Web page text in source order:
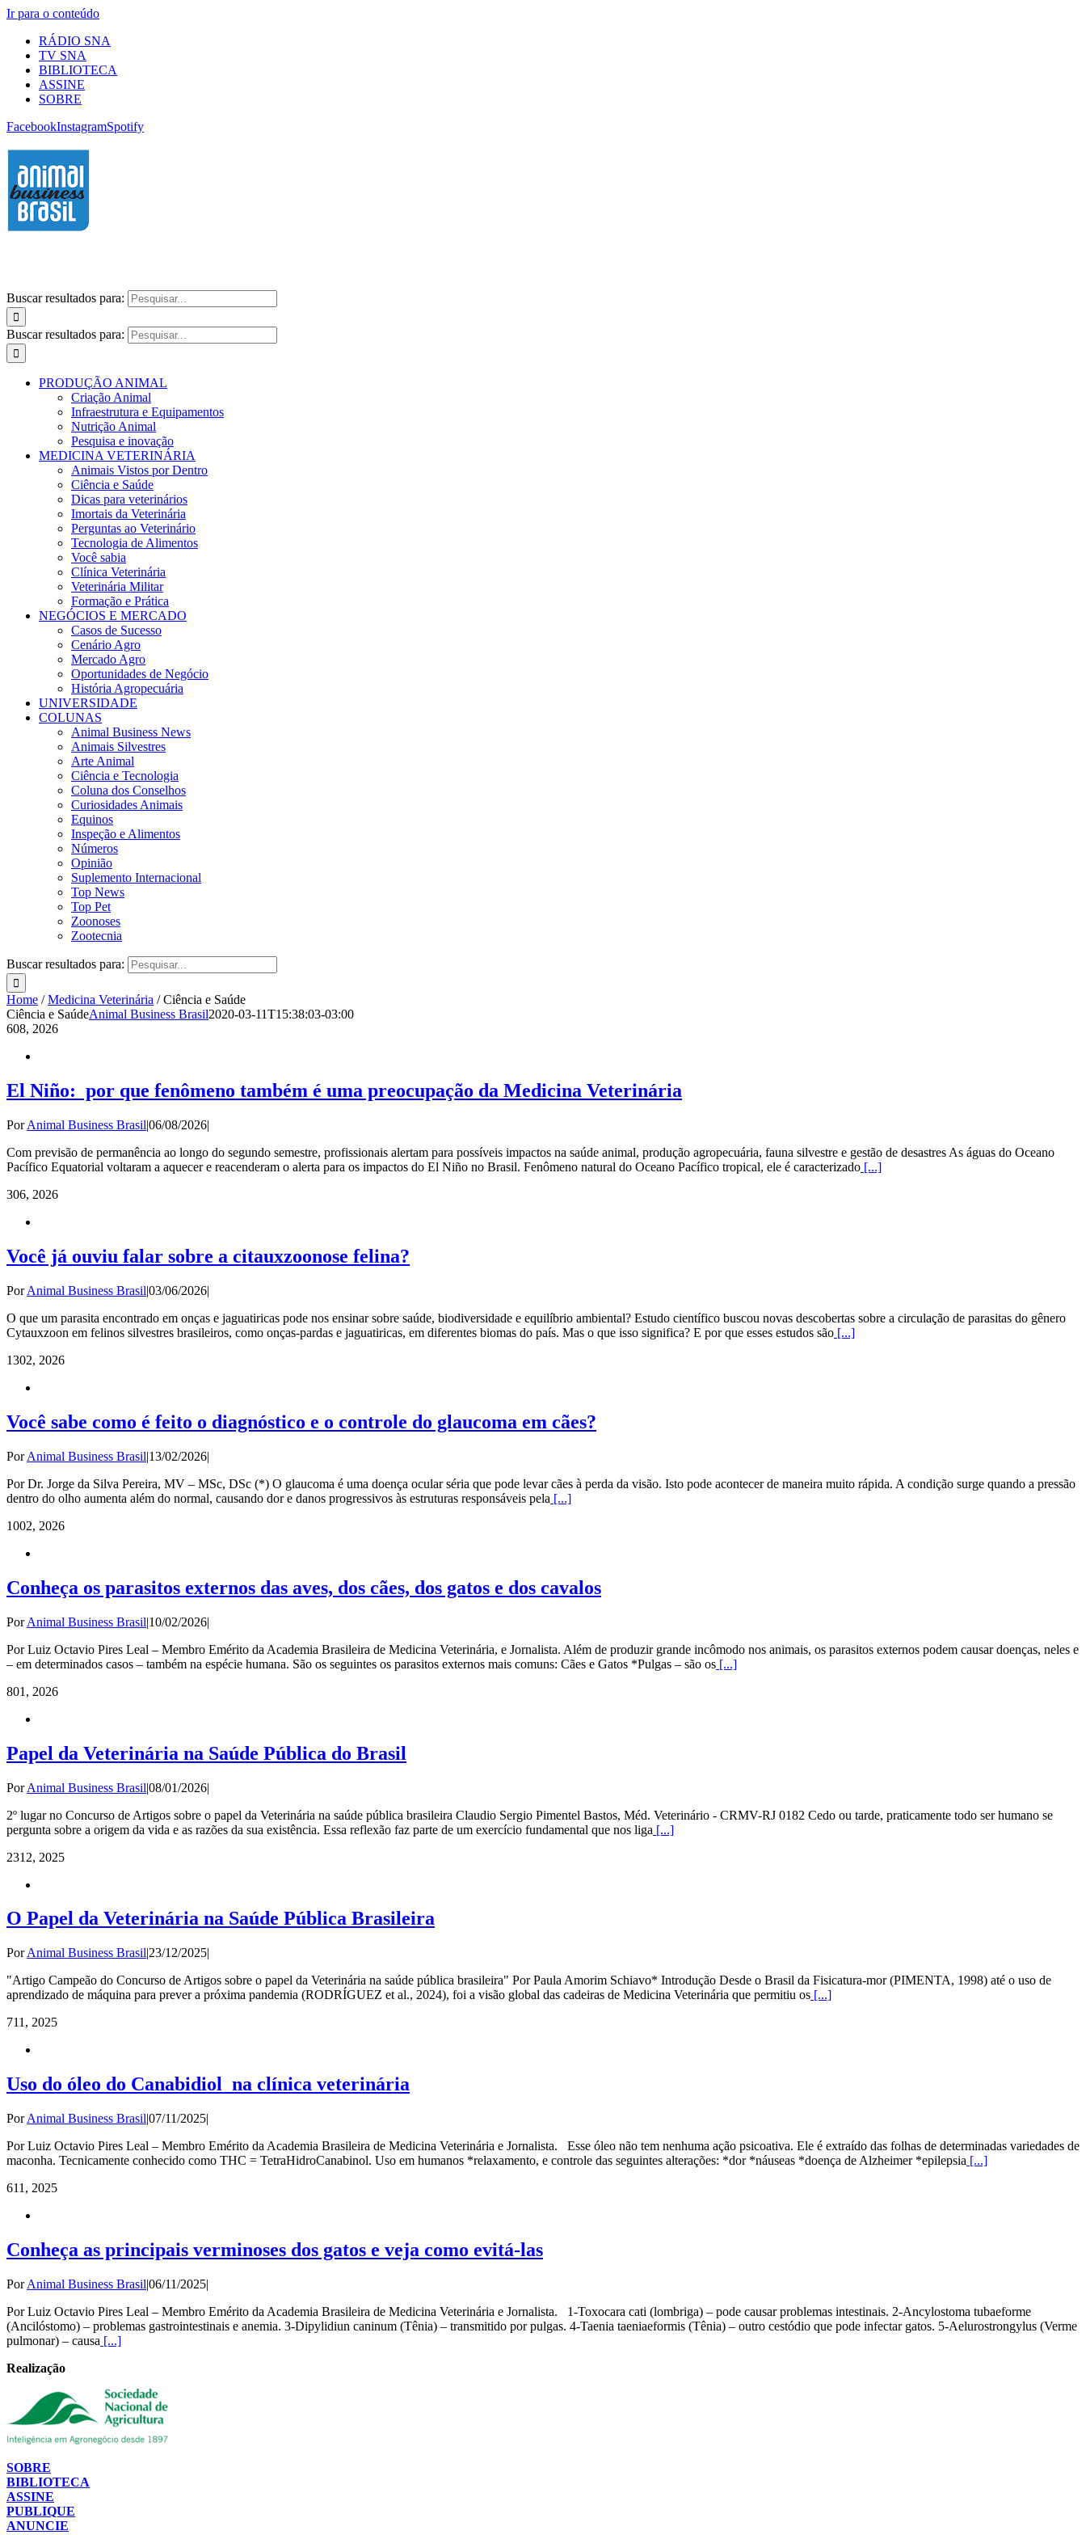
Ir para o conteúdo
RÁDIO SNA
TV SNA
BIBLIOTECA
ASSINE
SOBRE
FacebookInstagramSpotify
Buscar resultados para:
Buscar resultados para:
PRODUÇÃO ANIMAL
Criação Animal
Infraestrutura e Equipamentos
Nutrição Animal
Pesquisa e inovação
MEDICINA VETERINÁRIA
Animais Vistos por Dentro
Ciência e Saúde
Dicas para veterinários
Imortais da Veterinária
Perguntas ao Veterinário
Tecnologia de Alimentos
Você sabia
Clínica Veterinária
Veterinária Militar
Formação e Prática
NEGÓCIOS E MERCADO
Casos de Sucesso
Cenário Agro
Mercado Agro
Oportunidades de Negócio
História Agropecuária
UNIVERSIDADE
COLUNAS
Animal Business News
Animais Silvestres
Arte Animal
Ciência e Tecnologia
Coluna dos Conselhos
Curiosidades Animais
Equinos
Inspeção e Alimentos
Números
Opinião
Suplemento Internacional
Top News
Top Pet
Zoonoses
Zootecnia
Buscar resultados para:
Home /Medicina Veterinária /Ciência e Saúde
Ciência e SaúdeAnimal Business Brasil2020-03-11T15:38:03-03:00
608, 2026
El Niño: por que fenômeno também é uma preocupação da Medicina Veterinária
PorAnimal Business Brasil|06/08/2026|
Com previsão de permanência ao longo do segundo semestre, profissionais alertam para possíveis impactos na saúde animal, produção agropecuária, fauna silvestre e gestão de desastres As águas do Oceano
Pacífico Equatorial voltaram a aquecer e reacenderam o alerta para os impactos do El Niño no Brasil. Fenômeno natural do Oceano Pacífico tropical, ele é caracterizado [...]
306, 2026
Você já ouviu falar sobre a citauxzoonose felina?
PorAnimal Business Brasil|03/06/2026|
O que um parasita encontrado em onças e jaguatiricas pode nos ensinar sobre saúde, biodiversidade e equilíbrio ambiental? Estudo científico buscou novas descobertas sobre a circulação de parasitas do gênero
Cytauxzoon em felinos silvestres brasileiros, como onças-pardas e jaguatiricas, em diferentes biomas do país. Mas o que isso significa? E por que esses estudos são [...]
1302, 2026
Você sabe como é feito o diagnóstico e o controle do glaucoma em cães?
PorAnimal Business Brasil|13/02/2026|
Por Dr. Jorge da Silva Pereira, MV – MSc, DSc (*) O glaucoma é uma doença ocular séria que pode levar cães à perda da visão. Isto pode acontecer de maneira muito rápida. A condição surge quando a pressão
dentro do olho aumenta além do normal, causando dor e danos progressivos às estruturas responsáveis pela [...]
1002, 2026
Conheça os parasitos externos das aves, dos cães, dos gatos e dos cavalos
PorAnimal Business Brasil|10/02/2026|
Por Luiz Octavio Pires Leal – Membro Emérito da Academia Brasileira de Medicina Veterinária, e Jornalista. Além de produzir grande incômodo nos animais, os parasitos externos podem causar doenças, neles e
– em determinados casos – também na espécie humana. São os seguintes os parasitos externos mais comuns: Cães e Gatos *Pulgas – são os [...]
801, 2026
Papel da Veterinária na Saúde Pública do Brasil
PorAnimal Business Brasil|08/01/2026|
2º lugar no Concurso de Artigos sobre o papel da Veterinária na saúde pública brasileira Claudio Sergio Pimentel Bastos, Méd. Veterinário - CRMV-RJ 0182 Cedo ou tarde, praticamente todo ser humano se
pergunta sobre a origem da vida e as razões da sua existência. Essa reflexão faz parte de um exercício fundamental que nos liga [...]
2312, 2025
O Papel da Veterinária na Saúde Pública Brasileira
PorAnimal Business Brasil|23/12/2025|
"Artigo Campeão do Concurso de Artigos sobre o papel da Veterinária na saúde pública brasileira" Por Paula Amorim Schiavo* Introdução Desde o Brasil da Fisicatura-mor (PIMENTA, 1998) até o uso de
aprendizado de máquina para prever a próxima pandemia (RODRÍGUEZ et al., 2024), foi a visão global das cadeiras de Medicina Veterinária que permitiu os [...]
711, 2025
Uso do óleo do Canabidiol na clínica veterinária
PorAnimal Business Brasil|07/11/2025|
Por Luiz Octavio Pires Leal – Membro Emérito da Academia Brasileira de Medicina Veterinária e Jornalista. Esse óleo não tem nenhuma ação psicoativa. Ele é extraído das folhas de determinadas variedades de
maconha. Tecnicamente conhecido como THC = TetraHidroCanabinol. Uso em humanos *relaxamento, e controle das seguintes alterações: *dor *náuseas *doença de Alzheimer *epilepsia [...]
611, 2025
Conheça as principais verminoses dos gatos e veja como evitá-las
PorAnimal Business Brasil|06/11/2025|
Por Luiz Octavio Pires Leal – Membro Emérito da Academia Brasileira de Medicina Veterinária e Jornalista. 1-Toxocara cati (lombriga) – pode causar problemas intestinais. 2-Ancylostoma tubaeforme
(Ancilóstomo) – problemas gastrointestinais e anemia. 3-Dipylidiun caninum (Tênia) – transmitido por pulgas. 4-Taenia taeniaeformis (Tênia) – outro cestódio que pode infectar gatos. 5-Aelurostrongylus (Verme
pulmonar) – causa [...]
Realização
SOBRE
BIBLIOTECA
ASSINE
PUBLIQUE
ANUNCIE